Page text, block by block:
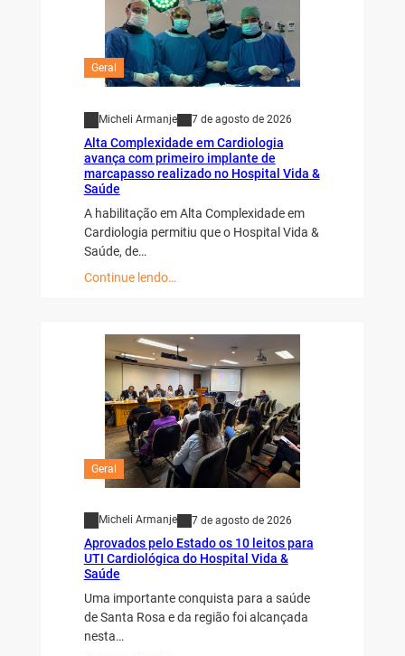
Geral
Micheli Armanje 7 de agosto de 2026
Alta Complexidade em Cardiologia
avança com primeiro implante de
marcapasso realizado no Hospital Vida &
Saúde
A habilitação em Alta Complexidade em
Cardiologia permitiu que o Hospital Vida &
Saúde, de…
Continue lendo…
Geral
Micheli Armanje 7 de agosto de 2026
Aprovados pelo Estado os 10 leitos para
UTI Cardiológica do Hospital Vida &
Saúde
Uma importante conquista para a saúde
de Santa Rosa e da região foi alcançada
nesta…